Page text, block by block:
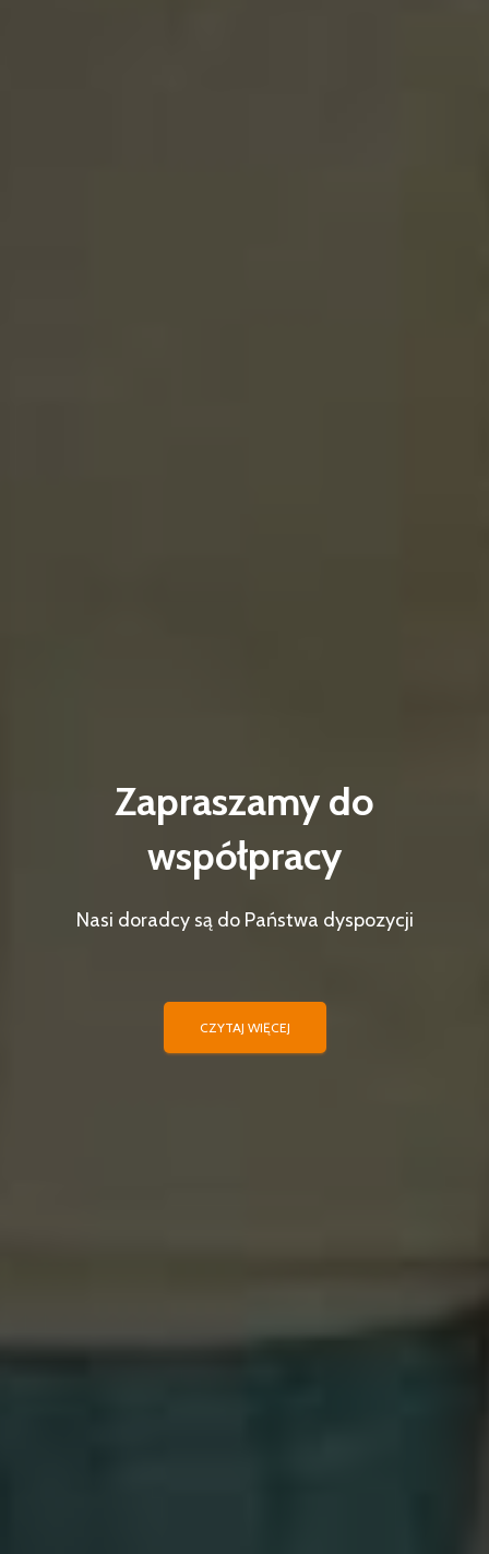
Zapraszamy do
współpracy
Nasi doradcy są do Państwa dyspozycji
CZYTAJ WIĘCEJ